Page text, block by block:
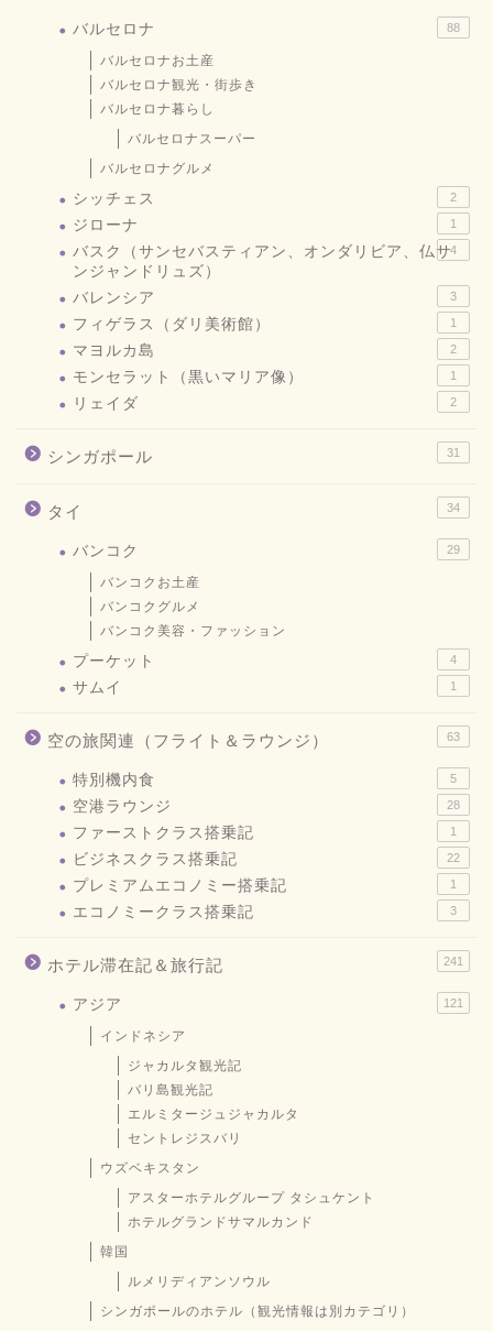
バルセロナ 88
バルセロナお土産
バルセロナ観光・街歩き
バルセロナ暮らし
バルセロナスーパー
バルセロナグルメ
シッチェス 2
ジローナ 1
バスク（サンセバスティアン、オンダリビア、仏サ
ンジャンドリュズ）
4
バレンシア 3
フィゲラス（ダリ美術館） 1
マヨルカ島 2
モンセラット（黒いマリア像） 1
リェイダ 2
シンガポール 31
タイ 34
バンコク 29
バンコクお土産
バンコクグルメ
バンコク美容・ファッション
プーケット 4
サムイ 1
空の旅関連（フライト＆ラウンジ） 63
特別機内食 5
空港ラウンジ 28
ファーストクラス搭乗記 1
ビジネスクラス搭乗記 22
プレミアムエコノミー搭乗記 1
エコノミークラス搭乗記 3
ホテル滞在記＆旅行記 241
アジア 121
インドネシア
ジャカルタ観光記
バリ島観光記
エルミタージュジャカルタ
セントレジスバリ
ウズベキスタン
アスターホテルグループ タシュケント
ホテルグランドサマルカンド
韓国
ルメリディアンソウル
シンガポールのホテル（観光情報は別カテゴリ）